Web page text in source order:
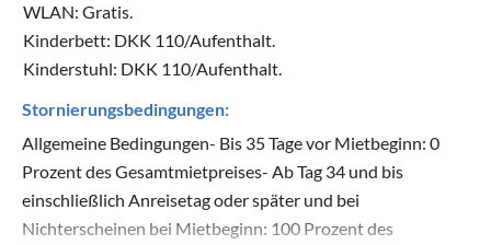
WLAN: Gratis.
Kinderbett: DKK 110/Aufenthalt.
Kinderstuhl: DKK 110/Aufenthalt.
Stornierungsbedingungen:
Allgemeine Bedingungen- Bis 35 Tage vor Mietbeginn: 0
Prozent des Gesamtmietpreises- Ab Tag 34 und bis
einschließlich Anreisetag oder später und bei
Nichterscheinen bei Mietbeginn: 100 Prozent des